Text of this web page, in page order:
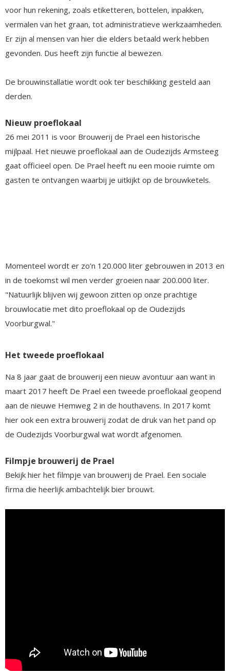
voor hun rekening, zoals etiketteren, bottelen, inpakken,
vermalen van het graan, tot administratieve werkzaamheden.
Er zijn al mensen van hier die elders betaald werk hebben
gevonden. Dus heeft zijn functie al bewezen.
De brouwinstallatie wordt ook ter beschikking gesteld aan
derden.
Nieuw proeflokaal
26 mei 2011 is voor Brouwerij de Prael een historische
mijlpaal. Het nieuwe proeflokaal aan de Oudezijds Armsteeg
gaat officieel open. De Prael heeft nu een mooie ruimte om
gasten te ontvangen waarbij je uitkijkt op de brouwketels.
Momenteel wordt er zo’n 120.000 liter gebrouwen in 2013 en
in de toekomst wil men verder groeien naar 200.000 liter.
"Natuurlijk blijven wij gewoon zitten op onze prachtige
brouwlocatie met dito proeflokaal op de Oudezijds
Voorburgwal."
Het tweede proeflokaal
Na 8 jaar gaat de brouwerij een nieuw avontuur aan want in
maart 2017 heeft De Prael een tweede proeflokaal geopend
aan de nieuwe Hemweg 2 in de houthavens. In 2017 komt
hier ook een extra brouwerij zodat de druk van het pand op
de Oudezijds Voorburgwal wat wordt afgenomen.
Filmpje brouwerij de Prael
Bekijk hier het filmpje van brouwerij de Prael. Een sociale
firma die heerlijk ambachtelijk bier brouwt.